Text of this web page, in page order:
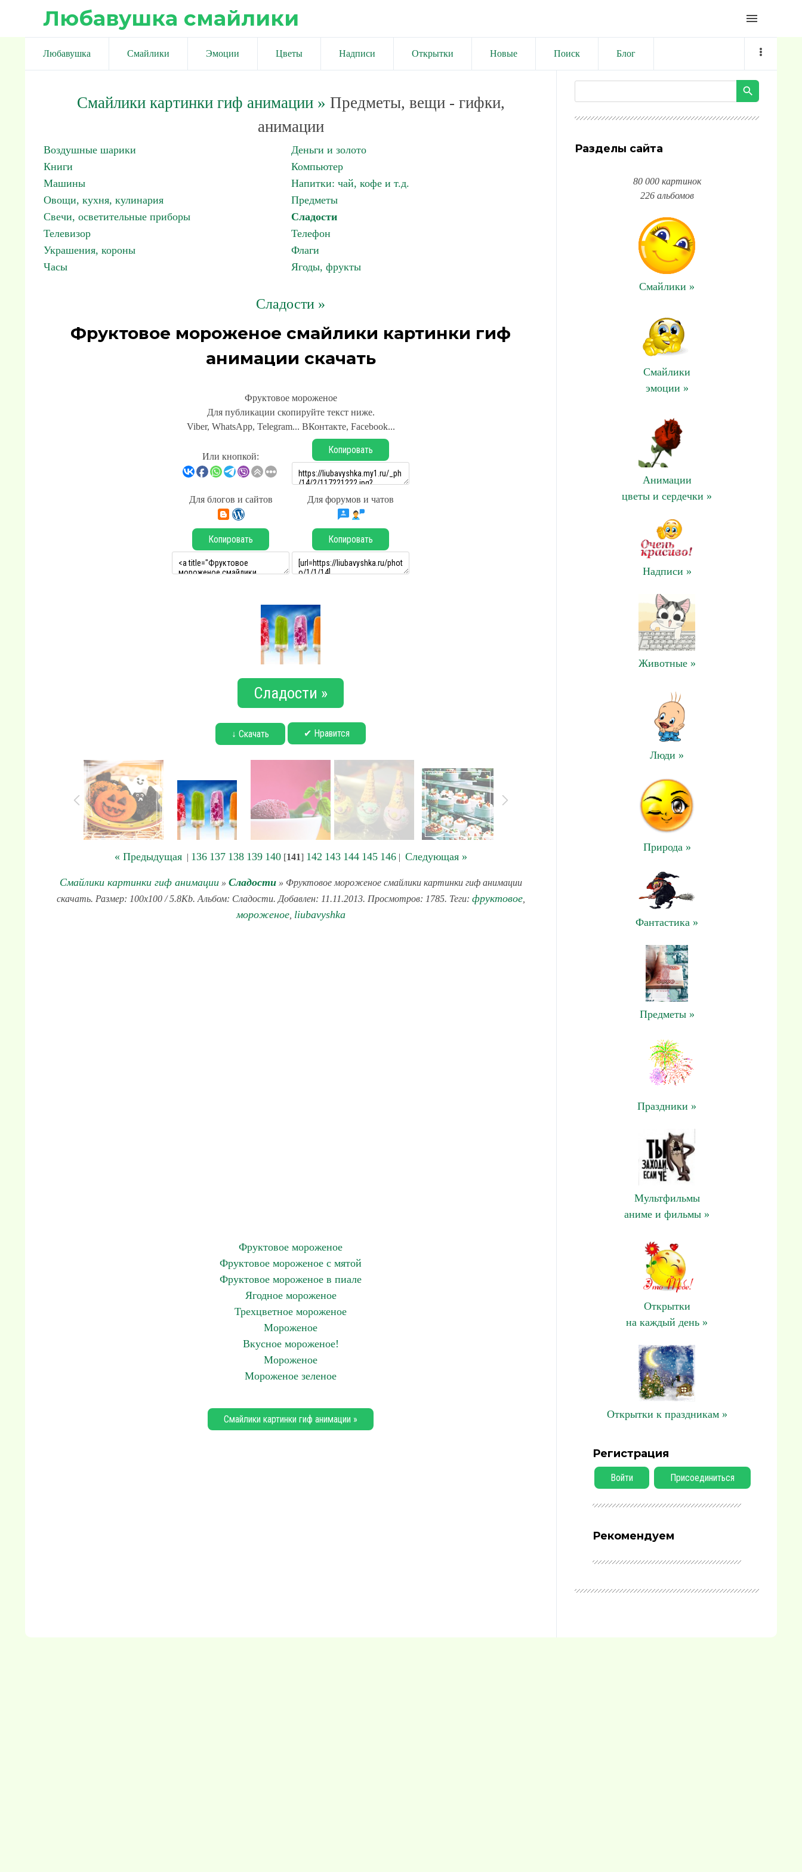
Любавушка смайлики menu
Любавушка Смайлики Эмоции Цветы Надписи Открытки Новые Поиск Блог
Смайлики картинки гиф анимации» Предметы, вещи - гифки,
анимации
Воздушные шарики
Деньги и золото
Книги
Компьютер
Машины
Напитки: чай, кофе и т.д.
Овощи, кухня, кулинария
Предметы
Свечи, осветительные приборы
Сладости
Телевизор
Телефон
Украшения, короны
Флаги
Часы
Ягоды, фрукты
Сладости »
Фруктовое мороженое смайлики картинки гиф
анимации скачать
Фруктовое мороженое
Для публикации скопируйте текст ниже.
Viber, WhatsApp, Telegram... ВКонтакте, Facebook...
Или кнопкой:
Копировать
Для блогов и сайтов Для форумов и чатов
Копировать Копировать
Сладости »
↓ Скачать ✔ Нравится
« Предыдущая| 136 137 138 139 140[141] 142 143 144 145 146| Следующая »
Смайлики картинки гиф анимации» Сладости» Фруктовое мороженое смайлики картинки гиф анимации
скачать. Размер: 100x100 / 5.8Kb. Альбом: Сладости. Добавлен: 11.11.2013. Просмотров: 1785. Теги: фруктовое,
мороженое, liubavyshka
Фруктовое мороженое
Фруктовое мороженое с мятой
Фруктовое мороженое в пиале
Ягодное мороженое
Трехцветное мороженое
Мороженое
Вкусное мороженое!
Мороженое
Мороженое зеленое
Смайлики картинки гиф анимации »
Разделы сайта
80 000 картинок
226 альбомов
Смайлики »
Смайлики
эмоции »
Анимации
цветы и сердечки »
Надписи »
Животные »
Люди »
Природа »
Фантастика »
Предметы »
Праздники »
Мультфильмы
аниме и фильмы »
Открытки
на каждый день »
Открытки к праздникам »
Регистрация
Войти Присоединиться
Рекомендуем